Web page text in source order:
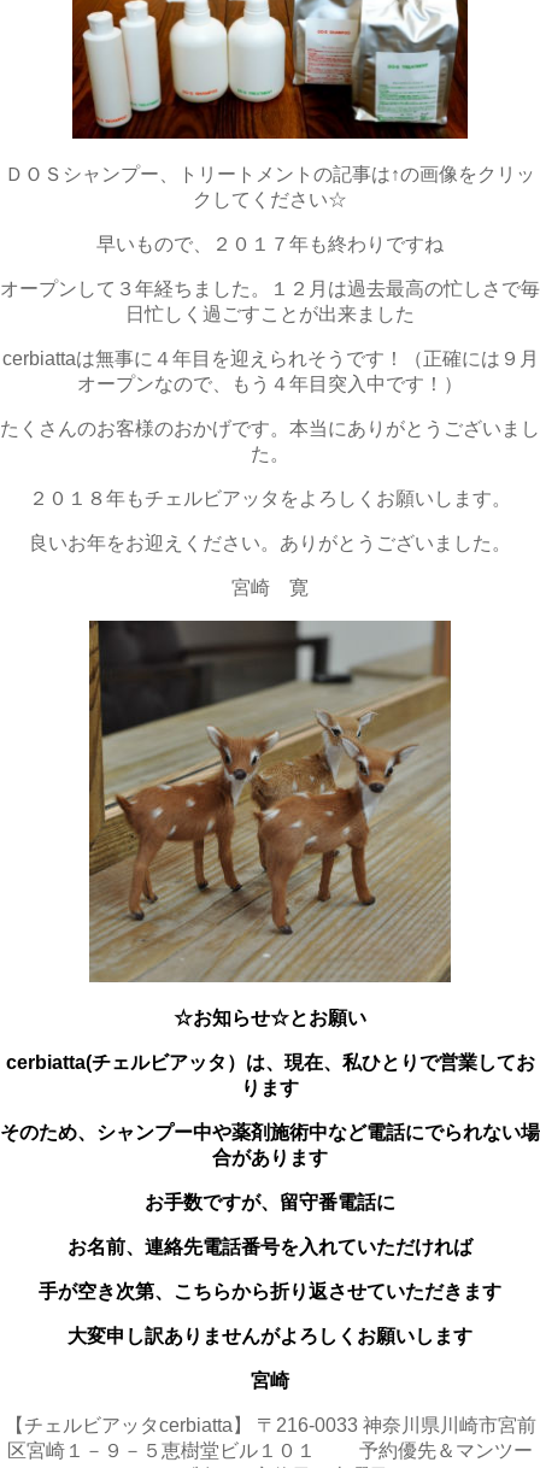
ＤＯＳシャンプー、トリートメントの記事は↑の画像をクリッ
クしてください☆
早いもので、２０１７年も終わりですね
オープンして３年経ちました。１２月は過去最高の忙しさで毎
日忙しく過ごすことが出来ました
cerbiattaは無事に４年目を迎えられそうです！（正確には９月
オープンなので、もう４年目突入中です！）
たくさんのお客様のおかげです。本当にありがとうございまし
た。
２０１８年もチェルビアッタをよろしくお願いします。
良いお年をお迎えください。ありがとうございました。
宮崎 寛
☆お知らせ☆とお願い
cerbiatta(チェルビアッタ）は、 現在、私ひとりで営業してお
ります
そのため、シャンプー中や薬剤施術中など電話にでられない場
合があります
お手数ですが、留守番電話に
お名前、連絡先電話番号を入れていただければ
手が空き次第、こちらから折り返させていただきます
大変申し訳ありませんがよろしくお願いします
宮崎
【チェルビアッタcerbiatta】 〒216-0033 神奈川県川崎市宮前
区宮崎１－９－５恵樹堂ビル１０１ 予約優先＆マンツー